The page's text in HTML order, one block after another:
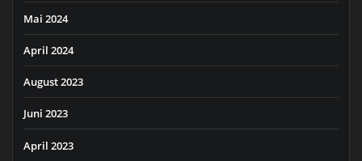
Mai 2024
April 2024
August 2023
Juni 2023
April 2023